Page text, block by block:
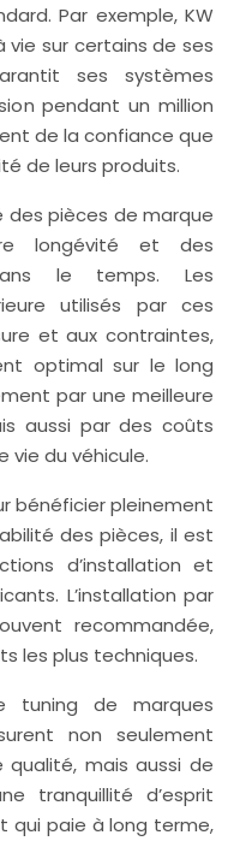
Par exemple, KW
vie sur certains de ses
ses systèmes
pendant un million
de la confiance que
de leurs produits.
des pièces de marque
longévité et des
le temps. Les
utilisés par ces
et aux contraintes,
optimal sur le long
par une meilleure
aussi par des coûts
vie du véhicule.
bénéficier pleinement
des pièces, il est
d’installation et
L’installation par
recommandée,
les plus techniques.
tuning de marques
non seulement
mais aussi de
tranquillité d’esprit
qui paie à long terme,